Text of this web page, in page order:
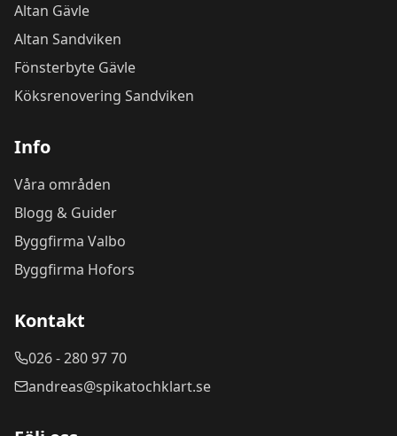
Altan Gävle
Altan Sandviken
Fönsterbyte Gävle
Köksrenovering Sandviken
Info
Våra områden
Blogg & Guider
Byggfirma Valbo
Byggfirma Hofors
Kontakt
026 - 280 97 70
andreas@spikatochklart.se